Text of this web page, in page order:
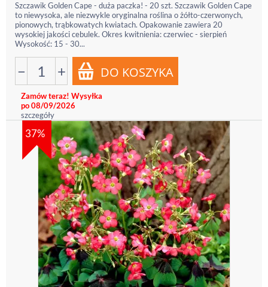
Szczawik Golden Cape - duża paczka! - 20 szt. Szczawik Golden Cape
to niewysoka, ale niezwykle oryginalna roślina o żółto-czerwonych,
pionowych, trąbkowatych kwiatach. Opakowanie zawiera 20
wysokiej jakości cebulek. Okres kwitnienia: czerwiec - sierpień
Wysokość: 15 - 30...
− +
Zamów teraz! Wysyłka
po 08/09/2026
szczegóły
37%